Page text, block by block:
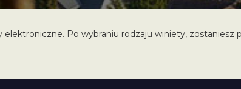
elektroniczne. Po wybraniu rodzaju winiety, zostaniesz